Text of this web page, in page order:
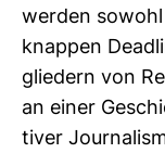
werden
knappen
glie­dern von
an einer
tiver